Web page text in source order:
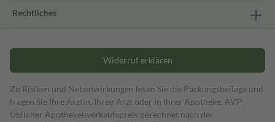
Rechtliches
Widerruf erklären
Zu Risiken und Nebenwirkungen lesen Sie die Packungsbeilage und
fragen Sie Ihre Ärztin, Ihren Arzt oder in Ihrer Apotheke. AVP:
Üblicher Apothekenverkaufspreis berechnet nach der